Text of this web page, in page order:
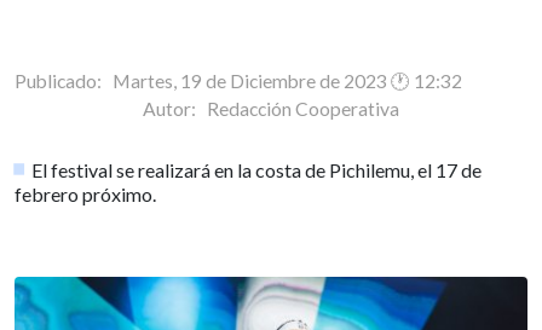
Publicado: Martes, 19 de Diciembre de 2023 🕐 12:32
Autor: Redacción Cooperativa
El festival se realizará en la costa de Pichilemu, el 17 de
febrero próximo.